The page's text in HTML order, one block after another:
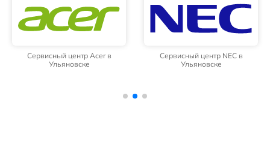
Сервисный центр Acer в
Ульяновске
Сервисный центр NEC в
Ульяновске